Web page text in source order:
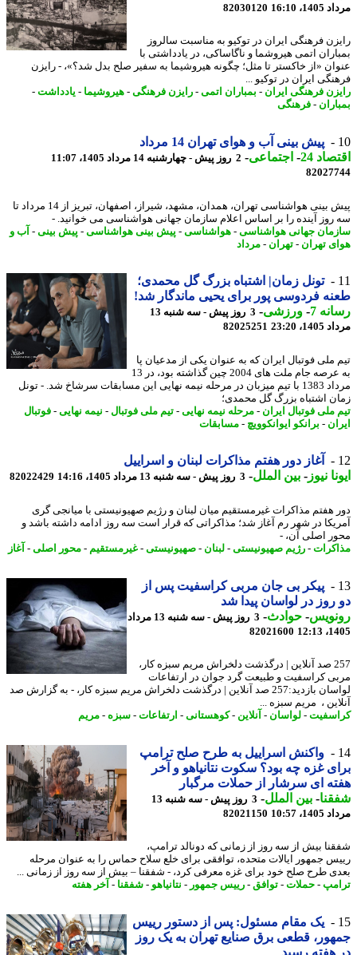
16:10
82030120
فرهنگی ایران در توکیو به مناسبت سالروز
اتمی هیروشما و ناگاساکی، در یادداشتی با
«از خاکستر تا مثل؛ چگونه هیروشیما به سفیر صلح بدل شد؟»، - رایزن
ایران در توکیو ...
فرهنگی ایران - بمباران اتمی -رایزن فرهنگی-هیروشیما-یادداشت -
- فرهنگی
پیش بینی آب و هوای تهران 14 مرداد
24
-اجتماعی-2 روز پیش - چهارشنبه 14 مرداد 1405، 11:07
پیش بینی هواشناسی تهران، همدان، مشهد، شیراز، اصفهان، تبریز از 14 مرداد تا
آینده را بر اساس اعلام سازمان جهانی هواشناسی می خوانید. -
جهانی هواشناسی-هواشناسی-پیش بینی هواشناسی-پیش بینی -آب و
تهران- تهران- مرداد
تونل زمان| اشتباه بزرگ گل محمدی؛
فردوسی پور برای یحیی ماندگار شد!
7
-ورزشی-
3 روز پیش - سه شنبه 13
23:20
82025251
ملی فوتبال ایران که به عنوان یکی از مدعیان پا
به عرصه جام ملت های 2004 چین گذاشته بود، در 13
مرداد 1383 با تیم میزبان در مرحله نیمه نهایی این مسابقات سرشاخ شد. - تونل
اشتباه بزرگ گل محمدی؛
ملی فوتبال ایران - مرحله نیمه نهایی-تیم ملی فوتبال-نیمه نهایی-فوتبال
- برانکو ایوانکوویچ-مسابقات
آغاز دور هفتم مذاکرات لبنان و اسراییل
نیوز-بین الملل-3 روز پیش - سه شنبه 13 مرداد 1405، 14:16 82022429
هفتم مذاکرات غیرمستقیم میان لبنان و رژیم صهیونیستی با میانجی گری
در شهر رم آغاز شد؛ مذاکراتی که قرار است سه روز ادامه داشته باشد و
اصلی آن، -
- رژیم صهیونیستی-لبنان-صهیونیستی-غیرمستقیم-محور اصلی-آغاز
پیکر بی جان مربی کراسفیت پس از
در لواسان پیدا شد
-حوادث -
3 روز پیش - سه شنبه 13 مرداد
82021600
257 صد آنلاین | درگذشت دلخراش مریم سبزه کار،
کراسفیت و طبیعت گرد جوان در ارتفاعات
لواسان بازدید:257 صد آنلاین | درگذشت دلخراش مریم سبزه کار، - به گزارش صد
، مریم سبزه ...
-لواسان-آنلاین-کوهستانی-ارتفاعات-سبزه-مریم
واکنش اسراییل به طرح صلح ترامپ
غزه چه بود؟ سکوت نتانیاهو و آخر
ای سرشار از حملات مرگبار
-بین الملل-
3 روز پیش - سه شنبه 13
10:57
82021150
بیش از سه روز از زمانی که دونالد ترامپ،
جمهور ایالات متحده، توافقی برای خلع سلاح حماس را به عنوان مرحله
طرح صلح خود برای غزه معرفی کرد، - شفقنا – بیش از سه روز از زمانی ...
-حملات-توافق-رییس جمهور-نتانیاهو-شفقنا-آخر هفته
یک مقام مسئول: پس از دستور رییس
قطعی برق صنایع تهران به یک روز
هفته رسید